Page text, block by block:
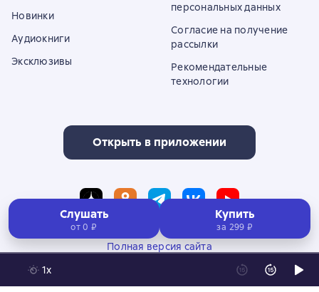
Слушать
от 0 ₽
Купить
за 299 ₽
1x
Новинки
Аудиокниги
Эксклюзивы
персональных данных
Согласие на получение
рассылки
Рекомендательные
технологии
Открыть в приложении
Полная версия сайта